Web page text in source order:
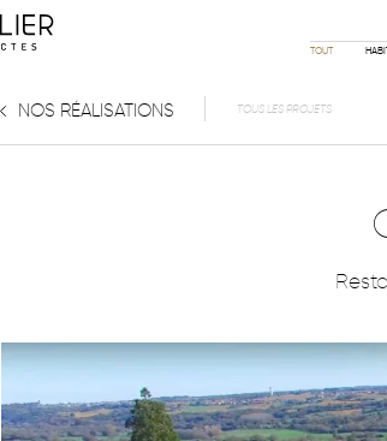
TOUT
NOS RÉALISATIONS TOUS LES PROJETS